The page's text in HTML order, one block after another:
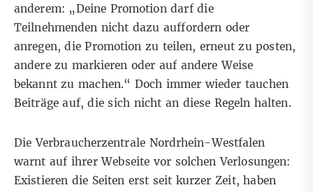
anderem: „Deine Promotion darf die
Teilnehmenden nicht dazu auffordern oder
anregen, die Promotion zu teilen, erneut zu posten,
andere zu markieren oder auf andere Weise
bekannt zu machen.“ Doch immer wieder tauchen
Beiträge auf, die sich nicht an diese Regeln halten.
Die Verbraucherzentrale Nordrhein-Westfalen
warnt auf ihrerWebseite vor solchen Verlosungen:
Existieren die Seiten erst seit kurzer Zeit, haben